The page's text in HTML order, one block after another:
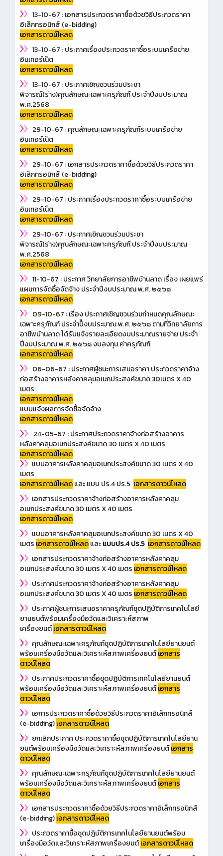
13-10-67 : เอกสารประกวดราคาซื้อด้วยวิธีประกวดราคา
อิเล็กทรอนิกส์ (e-bidding)
เอกสารดาวน์โหลด
13-10-67 : ประกาศเรื่องประกวดราคาซื้อระบบเครือข่าย
อินเทอร์เน็ต
เอกสารดาวน์โหลด
13-10-67 : ประกาศเชิญชวนร่วมประชา
พิจารณ์(ร่าง)คุณลักษณะเฉพาะครุภัณฑ์ ประจำปีงบประมาณ
พ.ศ.2568
เอกสารดาวน์โหลด
29-10-67 : คุณลักษณะเฉพาะครุภัณฑ์ระบบเครือข่าย
อินเทอร์เน็ต
เอกสารดาวน์โหลด
29-10-67 : เอกสารประกวดราคาซื้อด้วยวิธีประกวดราคา
อิเล็กทรอนิกส์ (e-bidding)
เอกสารดาวน์โหลด
29-10-67 : ประกาศเรื่องประกวดราคาซื้อระบบเครือข่าย
อินเทอร์เน็ต
เอกสารดาวน์โหลด
29-10-67 : ประกาศเชิญชวนร่วมประชา
พิจารณ์(ร่าง)คุณลักษณะเฉพาะครุภัณฑ์ ประจำปีงบประมาณ
พ.ศ.2568
เอกสารดาวน์โหลด
11-10-67 : ประกาศ วิทยาลัยการอาชีพบ้านลาด เรื่อง เผยแพร่
แผนการจัดซื้อจัดจ้าง ประจำปีงบประมาณ พ.ศ. ๒๕๖๘
เอกสารดาวน์โหลด
09-10-67 : เรื่อง ประกาศเชิญชวนร่วมกำหนดคุณลักษณะ
เฉพาะครุภัณฑ์ ประจำปิ๊งบประมาณ พ.ศ. ๒๕๖๘ ตามที่วิทยาลัยการ
อาชีพบ้านลาด ได้รับแจ้งรายละเอียดงบประมาณรายจ่าย ประจำ
ปึงบประมาณ พ.ศ. ๒๕๖๘ งบลงทุน ค่าครุภัณฑ์
เอกสารดาวน์โหลด
06-06-67 : ประกาศผู้ชนะการเสนอราคา ประกวดราคาจ้าง
ก่อสร้างอาคารหลังคาคลุมอเนกประสงค์ขนาด 30เมตร X 40
เมตร
เอกสารดาวน์โหลด
แบบแจ้งผลการจัดซื้อจัดจ้าง
เอกสารดาวน์โหลด
24-05-67 : ประกาศประกวดราคาจ้างก่อสร้างอาคาร
หลังคาคลุมอเนกประสงค์ขนาด 30 เมตร X 40 เมตร
เอกสารดาวน์โหลด
แบบอาคารหลังคาคลุมอเนกประสงค์ขนาด 30 เมตร X 40
เมตร
เอกสารดาวน์โหลดและ แบบ ปร.4 ปร.5 เอกสารดาวน์โหลด
เอกสารประกวดราคาจ้างก่อสร้างอาคารหลังคาคลุม
อเนกประสงค์ขนาด 30 เมตร X 40 เมตร
เอกสารดาวน์โหลด
แบบอาคารหลังคาคลุมอเนกประสงค์ขนาด 30 เมตร X 40
เมตร เอกสารดาวน์โหลดและแบบปร.4 ปร.5 เอกสารดาวน์โหลด
เอกสารประกวดราคาจ้างก่อสร้างอาคารหลังคาคลุม
อเนกประสงค์ขนาด 30 เมตร X 40 เมตร เอกสารดาวน์โหลด
ประกาศประกวดราคาจ้างก่อสร้างอาคารหลังคาคลุม
อเนกประสงค์ขนาด 30 เมตร X 40 เมตร เอกสารดาวน์โหลด
ประกาศผู้ชนะการเสนอราคาครุภัณฑ์ชุดปฏิบัติการเทคโนโลยี
ยานยนต์พร้อมเครื่องมือวัดและวิเคราะห์สภาพ
เครื่องยนต์เอกสารดาวน์โหลด
คุณลักษณะเฉพาะครุภัณฑ์ชุดปฏิบัติการเทคโนโลยียานยนต์
พร้อมเครื่องมือวัดและวิเคราะห์สภาพเครื่องยนต์เอกสาร
ดาวน์โหลด
ประกาศประกวดราคาซื้อชุดปฏิบัติการเทคโนโลยียานยนต์
พร้อมเครื่องมือวัดและวิเคราะห์สภาพเครื่องยนต์เอกสาร
ดาวน์โหลด
เอการประกวดราคาซื้อด้วยวิธีประกวดราคาอิเล็กทรอนิกส์
(e-bidding)เอกสารดาวน์โหลด
ยกเลิกประกาศ ประกวดราคาซื้อชุดปฏิบัติการเทคโนโลยียาน
ยนต์พร้อมเครื่องมือวัดและวิเคราะห์สภาพเครื่องยนต์เอกสาร
ดาวน์โหลด
คุณลักษณะเฉพาะครุภัณฑ์ชุดปฏิบัติการเทคโนโลยียานยนต์
พร้อมเครื่องมือวัดและวิเคราะห์สภาพเครื่องยนต์เอกสาร
ดาวน์โหลด
เอกสารประกวดราคาซื้อด้วยวิธีประกวดราคาอิเล็กทรอนิกส์
(e-bidding)เอกสารดาวน์โหลด
ประกวดราคาซื้อชุดปฏิบัติการเทคโนโลยียานยนต์พร้อม
เครื่องมือวัดและวิเคราะห์สภาพเครื่องยนต์เอกสารดาวน์โหลด